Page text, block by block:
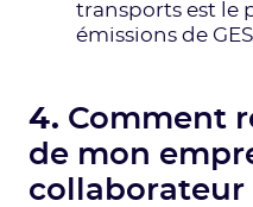
transports est le
émissions de
4. Comment
de mon
collaborateur